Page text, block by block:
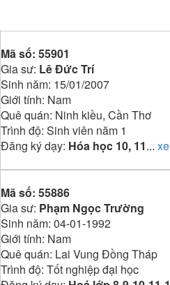
Mã số:55901
Gia sư: Lê Đức Trí
Sinh năm: 15/01/2007
Giới tính: Nam
Quê quán: Ninh kiều, Cần Thơ
Trình độ:Sinh viên năm 1
Đăng ký dạy: Hóa học 10, 11...
Mã số:55886
Gia sư: Phạm Ngọc Trường
Sinh năm:04-01-1992
Giới tính: Nam
Quê quán: Lai Vung Đồng Tháp
Trình độ:Tốt nghiệp đại học